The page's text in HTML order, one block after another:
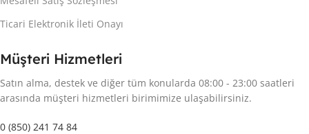
Ticari Elektronik İleti Onayı
Müşteri Hizmetleri
Satın alma, destek ve diğer tüm konularda 08:00 - 23:00 saatleri
arasında müşteri hizmetleri birimimize ulaşabilirsiniz.
0 (850) 241 74 84